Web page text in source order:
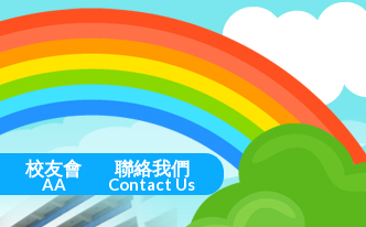
校友會
AA
聯絡我們
Contact Us